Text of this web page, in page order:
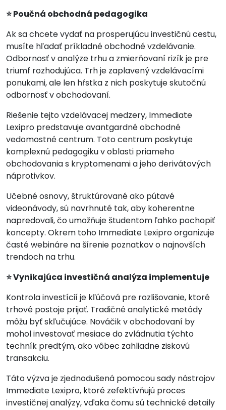
⭐ Poučná obchodná pedagogika
Ak sa chcete vydať na prosperujúcu investičnú cestu,
musíte hľadať príkladné obchodné vzdelávanie.
Odbornosť v analýze trhu a zmierňovaní rizík je pre
triumf rozhodujúca. Trh je zaplavený vzdelávacími
ponukami, ale len hŕstka z nich poskytuje skutočnú
odbornosť v obchodovaní.
Riešenie tejto vzdelávacej medzery, Immediate
Lexipro predstavuje avantgardné obchodné
vedomostné centrum. Toto centrum poskytuje
komplexnú pedagogiku v oblasti priameho
obchodovania s kryptomenami a jeho derivátových
náprotivkov.
Učebné osnovy, štruktúrované ako pútavé
videonávody, sú navrhnuté tak, aby koherentne
napredovali, čo umožňuje študentom ľahko pochopiť
koncepty. Okrem toho Immediate Lexipro organizuje
časté webináre na šírenie poznatkov o najnovších
trendoch na trhu.
⭐ Vynikajúca investičná analýza implementuje
Kontrola investícií je kľúčová pre rozlišovanie, ktoré
trhové postoje prijať. Tradičné analytické metódy
môžu byť skľučujúce. Nováčik v obchodovaní by
mohol investovať mesiace do zvládnutia týchto
techník predtým, ako vôbec zahliadne ziskovú
transakciu.
Táto výzva je zjednodušená pomocou sady nástrojov
Immediate Lexipro, ktoré zefektívňujú proces
investičnej analýzy, vďaka čomu sú technické detaily